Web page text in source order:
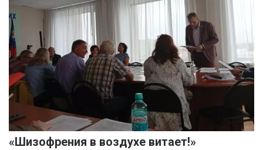
«Шизофрения в воздухе витает!»